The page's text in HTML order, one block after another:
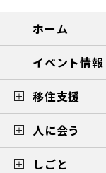
ホーム
イベント情報
移住支援
人に会う
しごと